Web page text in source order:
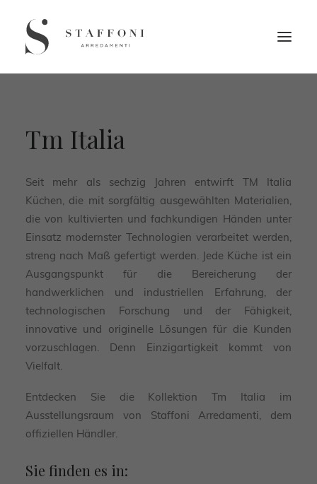
Tm Italia
Seit mehr als sechzig Jahren entwirft TM Italia
Küchen, die mit sorgfältig ausgewählten Materialien,
die von kultivierten und fachkundigen Händen unter
Einsatz modernster Technologien verarbeitet werden,
streng nach Maß gefertigt werden. Jede Küche ist ein
Ausgangspunkt für die Bereicherung der
handwerklichen und industriellen Erfahrung, der
technologischen Forschung und der Fähigkeit,
innovative und originelle Lösungen für die Kunden
vorzuschlagen. Denn Einzigartigkeit kommt von
Vielfalt.
Entdecken Sie die Kollektion Tm Italia im
Ausstellungsraum von Staffoni Arredamenti, dem
offiziellen Händler.
Sie finden es in: